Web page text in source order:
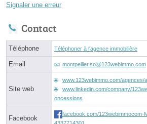
Signaler une erreur
Contact
Téléphone Téléphoner à l'agence immobilière
Email montpellier.soⓐ123webimmo.com
Site web
www.123webimmo.com/
www.linkedin.com/company/
oncessions
Facebook
facebook.com/123webimmocom-
4337714301